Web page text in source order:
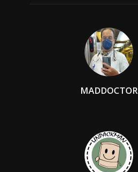
MADDOCTOR